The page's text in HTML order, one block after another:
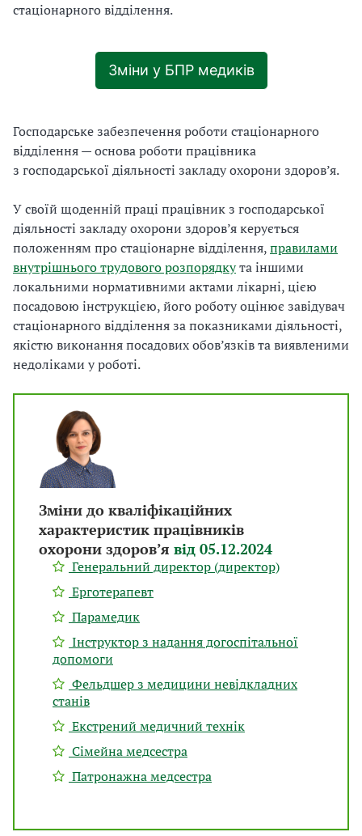
стаціонарного відділення.
Зміни у БПР медиків
Господарське забезпечення роботи стаціонарного
відділення — основа роботи працівника
з господарської діяльності закладу охорони здоров’я.
У своїй щоденній праці працівник з господарської
діяльності закладу охорони здоров’я керується
положенням про стаціонарне відділення,правилами
внутрішнього трудового розпорядкута іншими
локальними нормативними актами лікарні, цією
посадовою інструкцією, його роботу оцінює завідувач
стаціонарного відділення за показниками діяльності,
якістю виконання посадових обов’язків та виявленими
недоліками у роботі.
Зміни до кваліфікаційних
характеристик працівників
охорони здоров’я від 05.12.2024
Генеральний директор (директор)
Ерготерапевт
Парамедик
Інструктор з надання догоспітальної
допомоги
Фельдшер з медицини невідкладних
станів
Екстрений медичний технік
Сімейна медсестра
Патронажна медсестра